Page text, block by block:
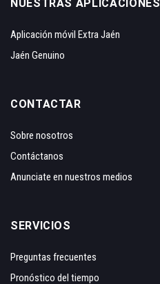
NUESTRAS APLICACIONES
Aplicación móvil Extra Jaén
Jaén Genuino
CONTACTAR
Sobre nosotros
Contáctanos
Anunciate en nuestros medios
SERVICIOS
Preguntas frecuentes
Pronóstico del tiempo